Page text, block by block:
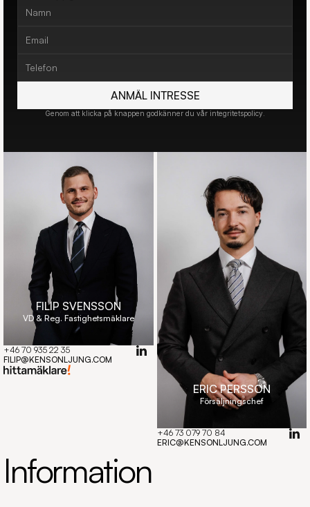
ANMÄL INTRESSE
Genom att klicka på knappen godkänner du vår integritetspolicy.
Information
FILIP SVENSSON
VD & Reg. Fastighetsmäklare
+46 70 935 22 35
Copy component
FILIP@KENSONLJUNG.COM
ERIC PERSSON
Försäljningschef
+46 73 079 70 84
Copy component
ERIC@KENSONLJUNG.COM